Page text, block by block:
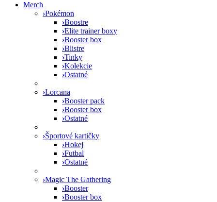
Merch
›Pokémon
›Boostre
›Elite trainer boxy
›Booster box
›Blistre
›Tinky
›Kolekcie
›Ostatné
›Lorcana
›Booster pack
›Booster box
›Ostatné
›Športové kartičky
›Hokej
›Futbal
›Ostatné
›Magic The Gathering
›Booster
›Booster box